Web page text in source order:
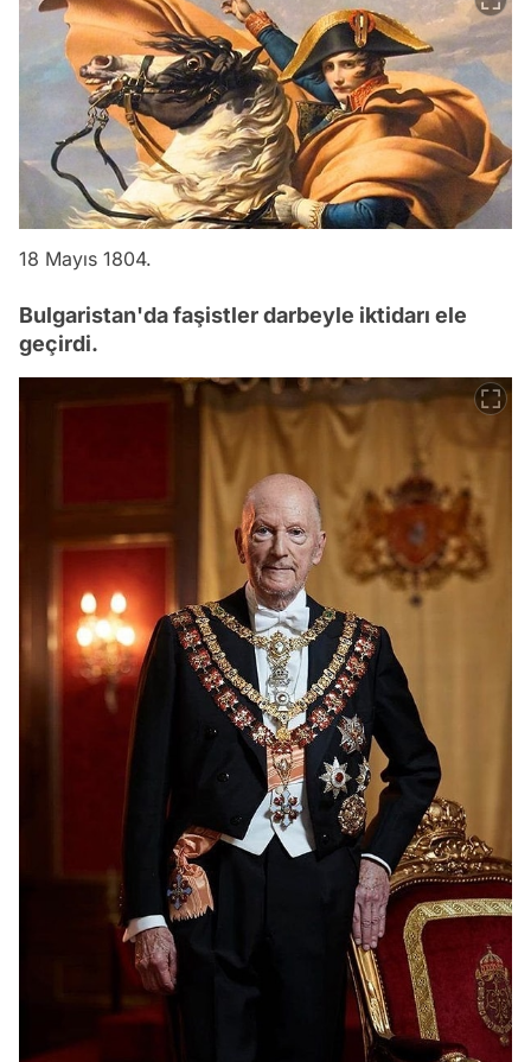
18 Mayıs 1804.
Bulgaristan'da faşistler darbeyle iktidarı ele
geçirdi.